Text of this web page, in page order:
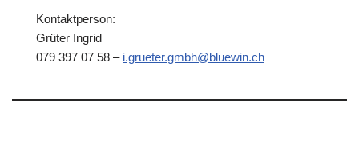
Kontaktperson:
Grüter Ingrid
079 397 07 58 – i.grueter.gmbh@bluewin.ch